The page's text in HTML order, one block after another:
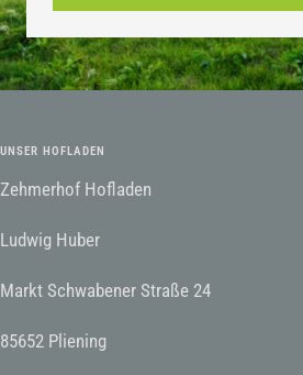
UNSER HOFLADEN
Zehmerhof Hofladen
Ludwig Huber
Markt Schwabener Straße 24
85652 Pliening